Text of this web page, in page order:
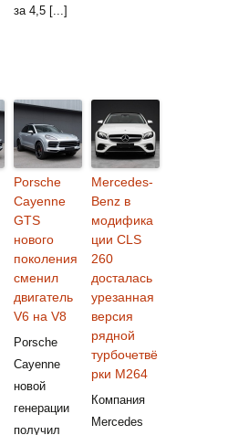
за 4,5 [...]
Porsche
Cayenne
GTS
нового
поколения
сменил
двигатель
V6 на V8
Porsche
Cayenne
новой
генерации
получил
Mercedes-
Benz в
модифика
ции CLS
260
досталась
урезанная
версия
рядной
турбочетвё
рки M264
Компания
Mercedes